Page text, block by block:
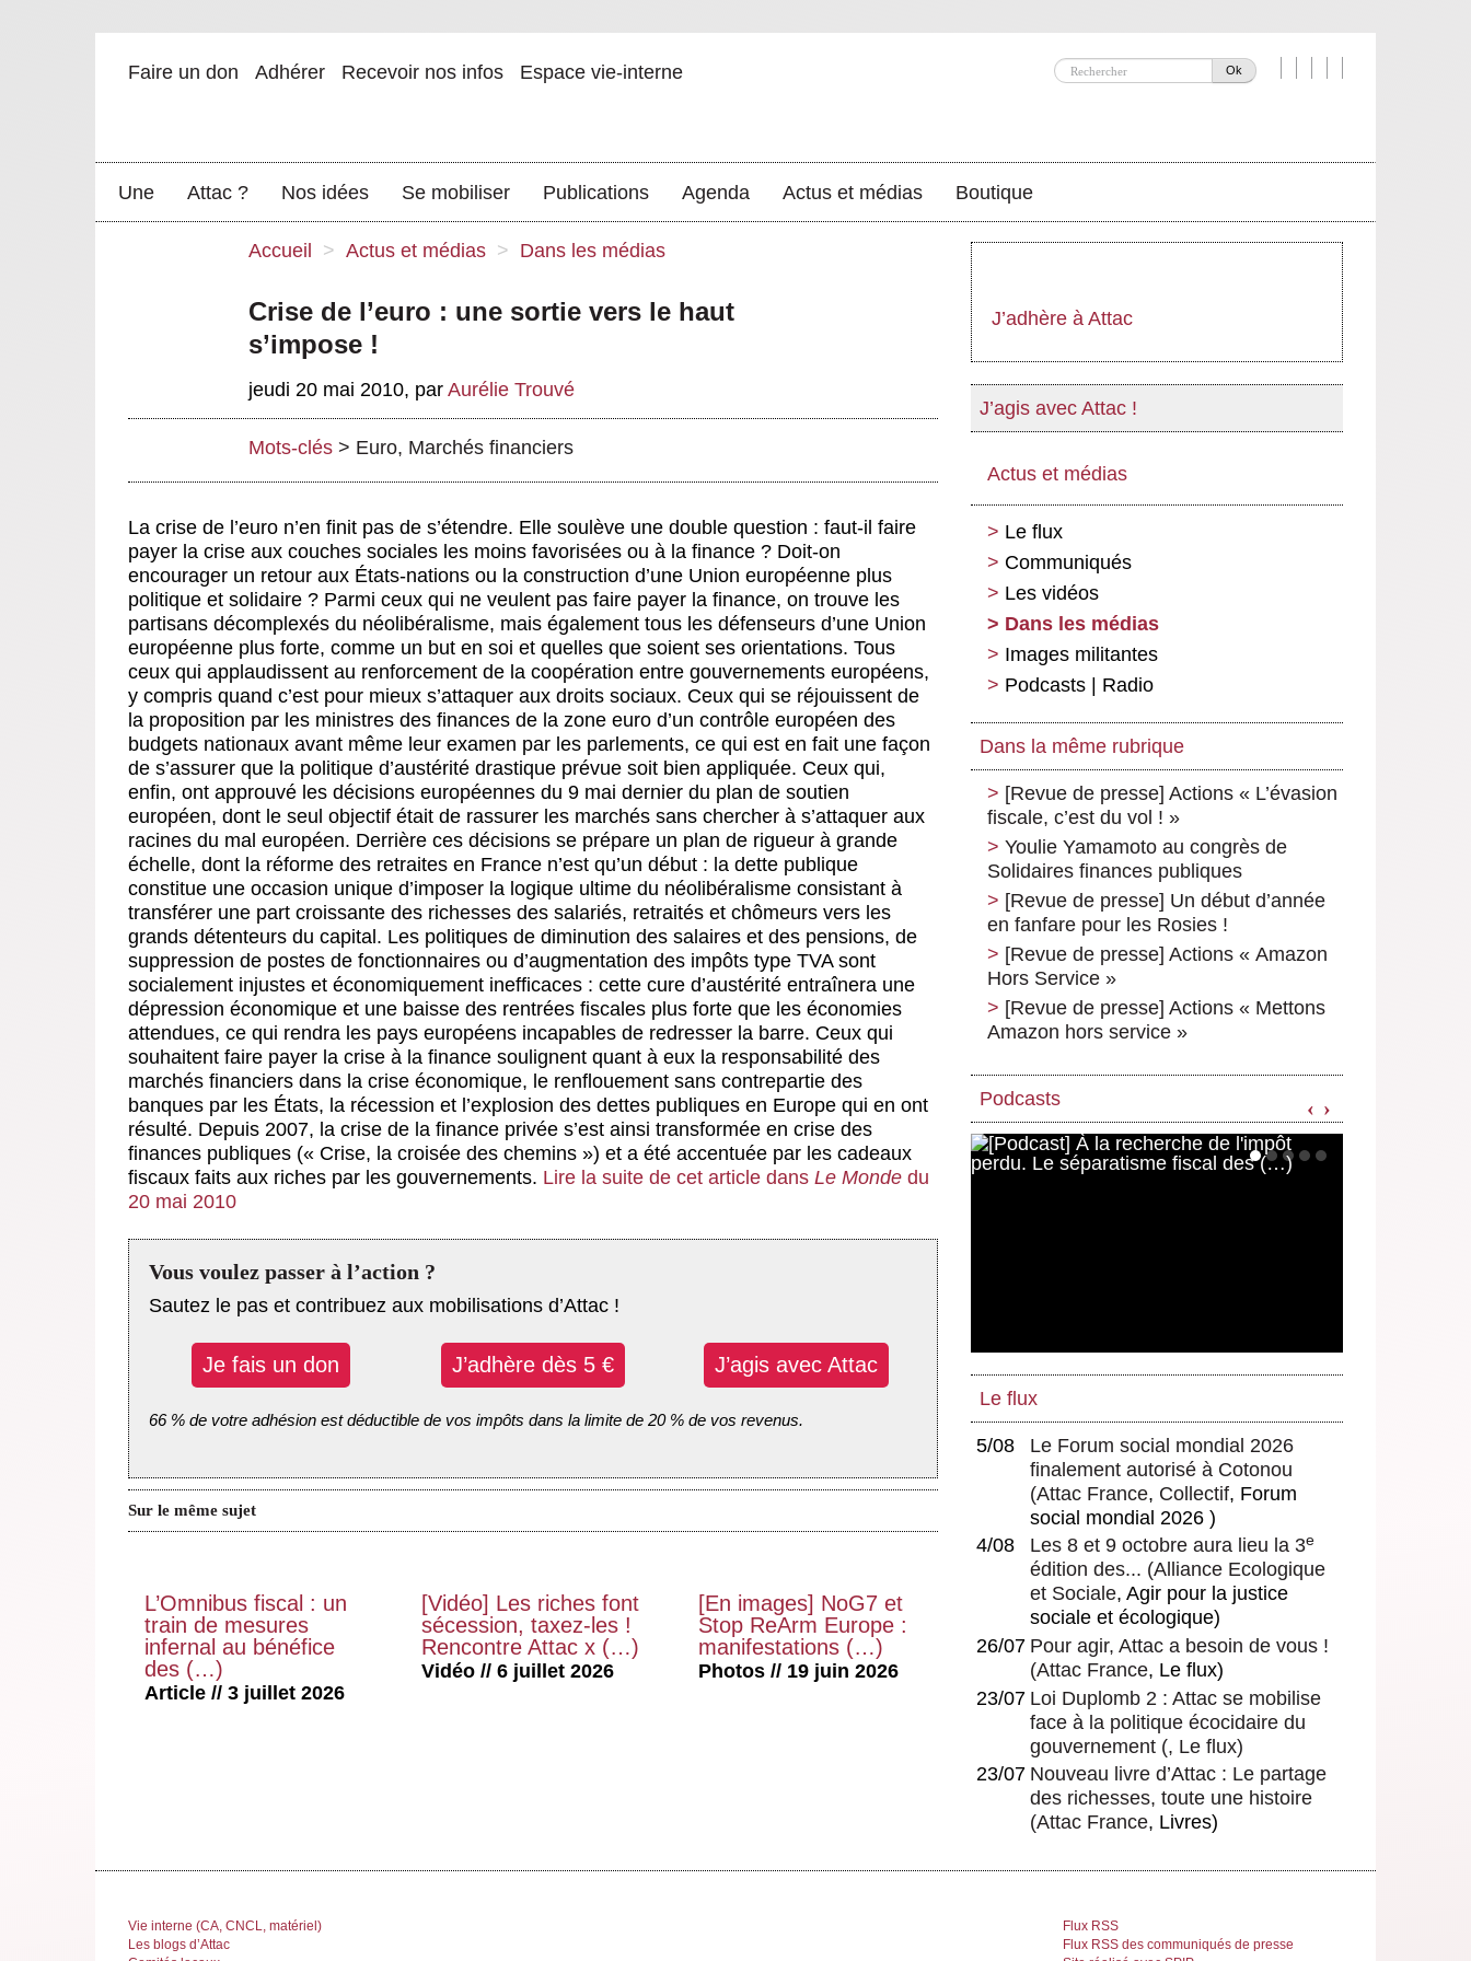
Ok
Faire un don Adhérer Recevoir nos infos Espace vie-interne
Une Attac ? Nos idées Se mobiliser Publications Agenda Actus et médias Boutique
Accueil > Actus et médias > Dans les médias
Crise de l’euro : une sortie vers le haut
s’impose !
jeudi 20 mai 2010, par Aurélie Trouvé
Mots-clés > Euro, Marchés financiers
La crise de l’euro n’en finit pas de s’étendre. Elle soulève une double question : faut-il faire
payer la crise aux couches sociales les moins favorisées ou à la finance ? Doit-on
encourager un retour aux États-nations ou la construction d’une Union européenne plus
politique et solidaire ? Parmi ceux qui ne veulent pas faire payer la finance, on trouve les
partisans décomplexés du néolibéralisme, mais également tous les défenseurs d’une Union
européenne plus forte, comme un but en soi et quelles que soient ses orientations. Tous
ceux qui applaudissent au renforcement de la coopération entre gouvernements européens,
y compris quand c’est pour mieux s’attaquer aux droits sociaux. Ceux qui se réjouissent de
la proposition par les ministres des finances de la zone euro d’un contrôle européen des
budgets nationaux avant même leur examen par les parlements, ce qui est en fait une façon
de s’assurer que la politique d’austérité drastique prévue soit bien appliquée. Ceux qui,
enfin, ont approuvé les décisions européennes du 9 mai dernier du plan de soutien
européen, dont le seul objectif était de rassurer les marchés sans chercher à s’attaquer aux
racines du mal européen. Derrière ces décisions se prépare un plan de rigueur à grande
échelle, dont la réforme des retraites en France n’est qu’un début : la dette publique
constitue une occasion unique d’imposer la logique ultime du néolibéralisme consistant à
transférer une part croissante des richesses des salariés, retraités et chômeurs vers les
grands détenteurs du capital. Les politiques de diminution des salaires et des pensions, de
suppression de postes de fonctionnaires ou d’augmentation des impôts type TVA sont
socialement injustes et économiquement inefficaces : cette cure d’austérité entraînera une
dépression économique et une baisse des rentrées fiscales plus forte que les économies
attendues, ce qui rendra les pays européens incapables de redresser la barre. Ceux qui
souhaitent faire payer la crise à la finance soulignent quant à eux la responsabilité des
marchés financiers dans la crise économique, le renflouement sans contrepartie des
banques par les États, la récession et l’explosion des dettes publiques en Europe qui en ont
résulté. Depuis 2007, la crise de la finance privée s’est ainsi transformée en crise des
finances publiques (« Crise, la croisée des chemins ») et a été accentuée par les cadeaux
fiscaux faits aux riches par les gouvernements. Lire la suite de cet article dans Le Monde du
20 mai 2010
Vous voulez passer à l’action ?
Sautez le pas et contribuez aux mobilisations d’Attac !
Je fais un don J’adhère dès 5 € J’agis avec Attac
66 % de votre adhésion est déductible de vos impôts dans la limite de 20 % de vos revenus.
Sur le même sujet
L’Omnibus fiscal : un
train de mesures
infernal au bénéfice
des (…)
Article // 3 juillet 2026
[Vidéo] Les riches font
sécession, taxez-les !
Rencontre Attac x (…)
Vidéo // 6 juillet 2026
[En images] NoG7 et
Stop ReArm Europe :
manifestations (…)
Photos // 19 juin 2026
J’adhère à Attac
J’agis avec Attac !
Actus et médias
Le flux
Communiqués
Les vidéos
Dans les médias
Images militantes
Podcasts | Radio
Dans la même rubrique
[Revue de presse] Actions « L’évasion
fiscale, c’est du vol ! »
Youlie Yamamoto au congrès de
Solidaires finances publiques
[Revue de presse] Un début d’année
en fanfare pour les Rosies !
[Revue de presse] Actions « Amazon
Hors Service »
[Revue de presse] Actions « Mettons
Amazon hors service »
Podcasts ‹ ›
Le flux
5/08
Le Forum social mondial 2026
finalement autorisé à Cotonou
(Attac France, Collectif, Forum
social mondial 2026 )
4/08
Les 8 et 9 octobre aura lieu la 3e
édition des... (Alliance Ecologique
et Sociale, Agir pour la justice
sociale et écologique)
26/07 Pour agir, Attac a besoin de vous !
(Attac France, Le flux)
23/07 Loi Duplomb 2 : Attac se mobilise
face à la politique écocidaire du
gouvernement (, Le flux)
23/07 Nouveau livre d’Attac : Le partage
des richesses, toute une histoire
(Attac France, Livres)
Vie interne (CA, CNCL, matériel)
Les blogs d’Attac
Flux RSS
Flux RSS des communiqués de presse